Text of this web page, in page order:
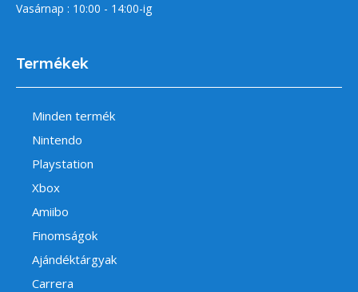
Vasárnap : 10:00 - 14:00-ig
Termékek
Minden termék
Nintendo
Playstation
Xbox
Amiibo
Finomságok
Ajándéktárgyak
Carrera